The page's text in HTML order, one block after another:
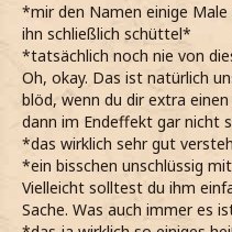
*mir den Namen einige
ihn schließlich schüttel*
*tatsächlich noch nie von
Oh, okay. Das ist natürlich
blöd, wenn du dir extra
dann im Endeffekt gar nicht
*das wirklich sehr gut
*ein bisschen unschlüssig
Vielleicht solltest du ihm
Sache. Was auch immer es